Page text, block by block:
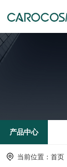
产品中心
当前位置： 首页